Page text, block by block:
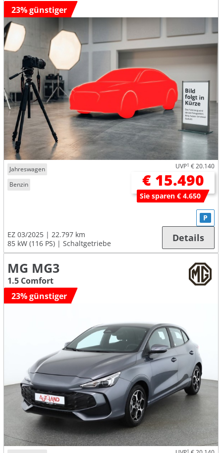
23% günstiger
Jahreswagen
Benzin
UVP1 € 20.140
€ 15.490
Sie sparen € 4.650
EZ 03/2025
22.797 km
85 kW (116 PS)
Schaltgetriebe
P
Details
MG MG3
1.5 Comfort
23% günstiger
1